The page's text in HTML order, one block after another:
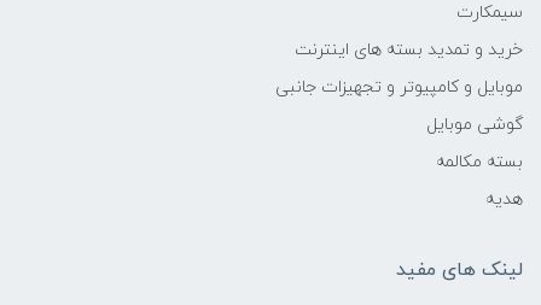
سیمکارت
خرید و تمدید بسته های اینترنت
موبایل و کامپیوتر و تجهیزات جانبی
گوشی موبایل
بسته مکالمه
هدیه
لینک های مفید